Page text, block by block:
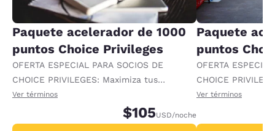
Paquete acelerador de 1000
puntos Choice Privileges
OFERTA ESPECIAL PARA SOCIOS DE
CHOICE PRIVILEGES: Maximiza tus
recompensas al recibir 1000 puntos
Ver términos
$105USD/noche
Paquete
puntos
OFERTA
CHOICE
recompensas al
Ver términos